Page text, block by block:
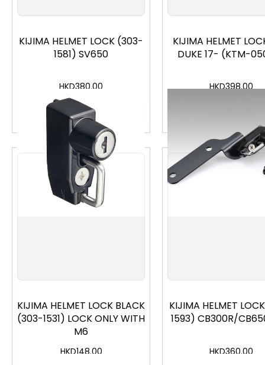
KIJIMA HELMET LOCK (303-
1581) SV650
HKD380.00
加入購物車
KIJIMA HELMET
DUKE 17- (KTM-
HKD398.00
KIJIMA HELMET LOCK BLACK
(303-1531) LOCK ONLY WITH
M6
HKD148.00
KIJIMA HELMET
1593) CB300R/
HKD360.00